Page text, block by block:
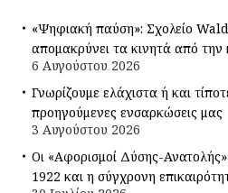
«Ψηφιακή παύση»: Σχολείο
απομακρύνει τα κινητά από την
6 Αυγούστου 2026
Γνωρίζουμε ελάχιστα ή και
προηγούμενες ενσαρκώσεις μας
3 Αυγούστου 2026
Οι «Αφορισμοί Δύσης-
1922 και η σύγχρονη